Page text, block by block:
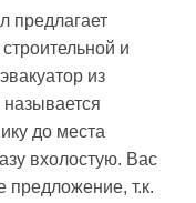
предлагает
и
из
до места
вхолостую. Вас
предложение, т.к.